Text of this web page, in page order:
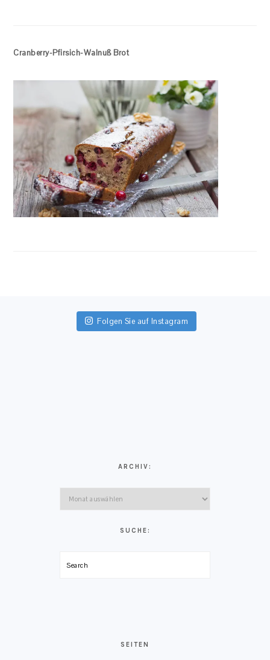
Cranberry-Pfirsich-Walnuß Brot
Folgen Sie auf Instagram
ARCHIV:
SUCHE:
Search
SEITEN